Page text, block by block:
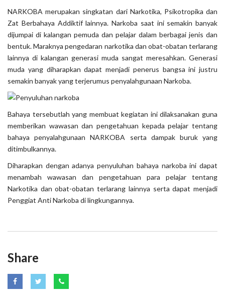
NARKOBA merupakan singkatan dari Narkotika, Psikotropika dan
Zat Berbahaya Addiktif lainnya. Narkoba saat ini semakin banyak
dijumpai di kalangan pemuda dan pelajar dalam berbagai jenis dan
bentuk. Maraknya pengedaran narkotika dan obat-obatan terlarang
lainnya di kalangan generasi muda sangat meresahkan. Generasi
muda yang diharapkan dapat menjadi penerus bangsa ini justru
semakin banyak yang terjerumus penyalahgunaan Narkoba.
Bahaya tersebutlah yang membuat kegiatan ini dilaksanakan guna
memberikan wawasan dan pengetahuan kepada pelajar tentang
bahaya penyalahgunaan NARKOBA serta dampak buruk yang
ditimbulkannya.
Diharapkan dengan adanya penyuluhan bahaya narkoba ini dapat
menambah wawasan dan pengetahuan para pelajar tentang
Narkotika dan obat-obatan terlarang lainnya serta dapat menjadi
Penggiat Anti Narkoba di lingkungannya.
Share